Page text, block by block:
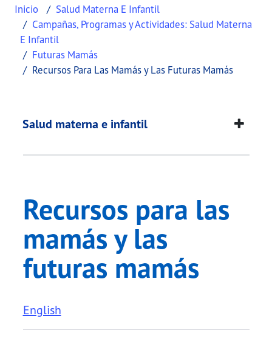
Inicio
Salud Materna E Infantil
Campañas, Programas y Actividades: Salud Materna
E Infantil
Futuras Mamás
Recursos Para Las Mamás y Las Futuras Mamás
Recursos para las
This page provides information about Recursos
Salud materna e infantil
Recursos para las
mamás y las
futuras mamás
English